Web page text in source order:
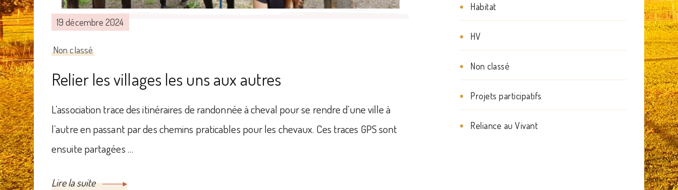
19 décembre 2024
Non classé
Relier les villages les uns aux autres
L’association trace des itinéraires de randonnée à cheval pour se rendre d’une ville à
l’autre en passant par des chemins praticables pour les chevaux. Ces traces GPS sont
ensuite partagées …
Lire la suite
Habitat
HV
Non classé
Projets participatifs
Reliance au Vivant